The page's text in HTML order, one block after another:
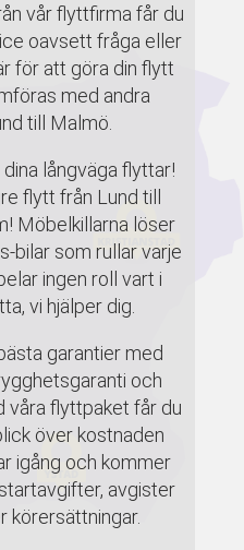
vår flyttfirma får du
oavsett fråga eller
för att göra din flytt
med andra
till Malmö.
långväga flyttar!
flytt från Lund till
Möbelkillarna löser
bilar som rullar varje
ingen roll vart i
vi hjälper dig.
garantier med
och
våra flyttpaket får du
över kostnaden
igång och kommer
avgister
körersättningar.